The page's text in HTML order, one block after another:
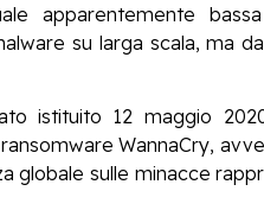
apparentemente
su larga scala, ma
istituito 12 maggio
WannaCry,
globale sulle minacce